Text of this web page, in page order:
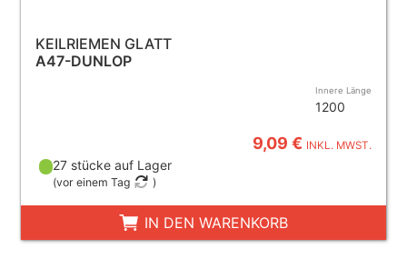
KEILRIEMEN GLATT
A47-DUNLOP
Innere Länge
1200
9,09 € INKL. MWST.
27 stücke auf Lager
(vor einem Tag )
IN DEN WARENKORB